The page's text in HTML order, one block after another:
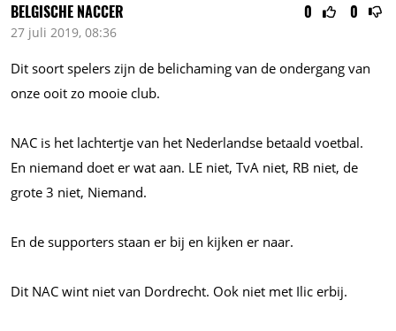
0 0
BELGISCHE NACCER
27 juli 2019, 08:36
Dit soort spelers zijn de belichaming van de ondergang van
onze ooit zo mooie club.
NAC is het lachtertje van het Nederlandse betaald voetbal.
En niemand doet er wat aan. LE niet, TvA niet, RB niet, de
grote 3 niet, Niemand.
En de supporters staan er bij en kijken er naar.
Dit NAC wint niet van Dordrecht. Ook niet met Ilic erbij.